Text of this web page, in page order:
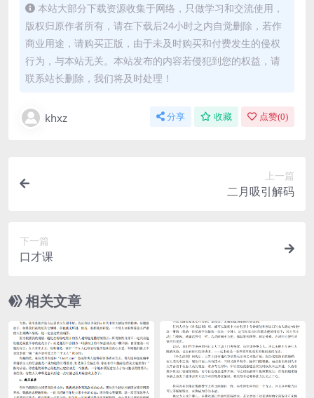
本站大部分下载资源收集于网络，只做学习和交流使用，
版权归原作者所有，请在下载后24小时之内自觉删除，若作
商业用途，请购买正版，由于未及时购买和付费发生的侵权
行为，与本站无关。本站发布的内容若侵犯到您的权益，请
联系站长删除，我们将及时处理！
khxz 分享 收藏 点赞(0)
上一篇
二月吸引解码
下一篇
口才课
相关文章